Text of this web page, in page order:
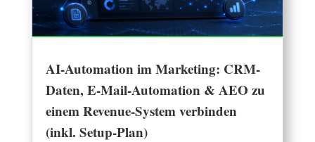
AI-Automation im Marketing: CRM-
Daten, E-Mail-Automation & AEO zu
einem Revenue-System verbinden
(inkl. Setup-Plan)